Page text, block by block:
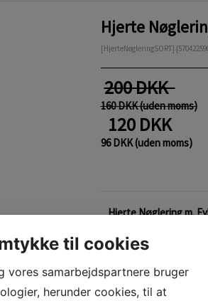
Hjerte
[HjerteNøgleringSORT]
200 DKK
160 DKK (uden moms)
120 DKK
96 DKK (uden moms)
Hjerte Nøglering m.
Smuk og funktionel
WOW factor som
smart taske
og et Great
en god tyngde og et
til cookies
vores samarbejdspartnere bruger
herunder cookies, til at